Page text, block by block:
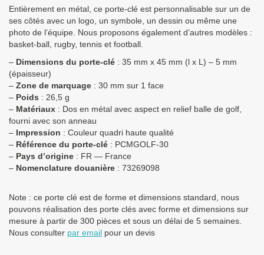
Entièrement en métal, ce porte-clé est personnalisable sur un de
ses côtés avec un logo, un symbole, un dessin ou même une
photo de l’équipe. Nous proposons également d’autres modèles :
basket-ball, rugby, tennis et football.
– Dimensions du porte-clé : 35 mm x 45 mm (l x L) – 5 mm
(épaisseur)
– Zone de marquage : 30 mm sur 1 face
– Poids : 26,5 g
– Matériaux : Dos en métal avec aspect en relief balle de golf,
fourni avec son anneau
– Impression : Couleur quadri haute qualité
– Référence du porte-clé : PCMGOLF-30
– Pays d’origine : FR — France
– Nomenclature douanière : 73269098
Note : ce porte clé est de forme et dimensions standard, nous
pouvons réalisation des porte clés avec forme et dimensions sur
mesure à partir de 300 pièces et sous un délai de 5 semaines.
Nous consulter par email pour un devis